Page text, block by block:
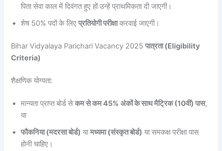
पिता सेवा काल में दिवंगत हुए हों उन्हें प्राथमिकता दी जाएगी।
शेष 50% पदों के लिएप्रतियोगी परीक्षाकरवाई जाएगी।
Bihar Vidyalaya Parichari Vacancy 2025पात्रता (Eligibility
Criteria)
शैक्षणिक योग्यता:
मान्यता प्राप्त बोर्ड सेकम से कम 45% अंकों के साथ मैट्रिक (10वीं) पास,
या
फौकनिया (मदरसा बोर्ड) यामध्यमा (संस्कृत बोर्ड) या समकक्ष परीक्षा पास
होनी चाहिए।